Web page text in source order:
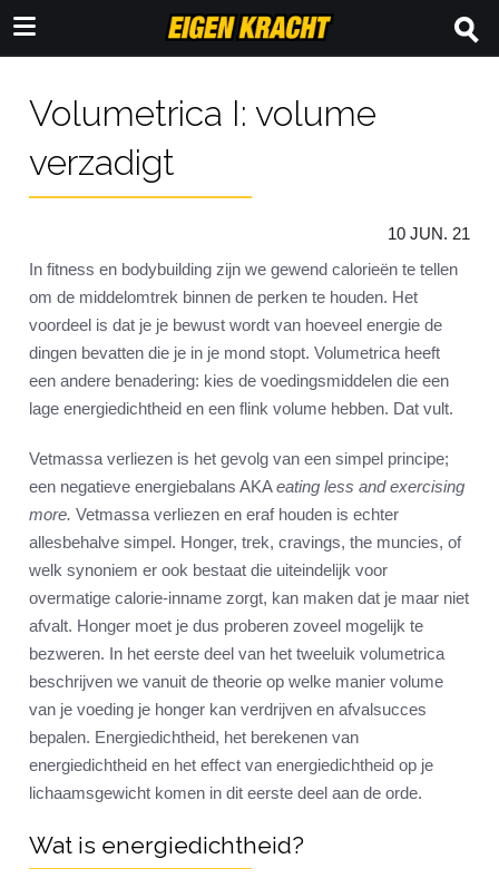
Volumetrica I: volume
verzadigt
10 JUN. 21
In fitness en bodybuilding zijn we gewend calorieën te tellen
om de middelomtrek binnen de perken te houden. Het
voordeel is dat je je bewust wordt van hoeveel energie de
dingen bevatten die je in je mond stopt. Volumetrica heeft
een andere benadering: kies de voedingsmiddelen die een
lage energiedichtheid en een flink volume hebben. Dat vult.
Vetmassa verliezen is het gevolg van een simpel principe;
een negatieve energiebalans AKAeating less and exercising
more. Vetmassa verliezen en eraf houden is echter
allesbehalve simpel. Honger, trek, cravings, the muncies, of
welk synoniem er ook bestaat die uiteindelijk voor
overmatige calorie-inname zorgt, kan maken dat je maar niet
afvalt. Honger moet je dus proberen zoveel mogelijk te
bezweren. In het eerste deel van het tweeluik volumetrica
beschrijven we vanuit de theorie op welke manier volume
van je voeding je honger kan verdrijven en afvalsucces
bepalen. Energiedichtheid, het berekenen van
energiedichtheid en het effect van energiedichtheid op je
lichaamsgewicht komen in dit eerste deel aan de orde.
Wat is energiedichtheid?